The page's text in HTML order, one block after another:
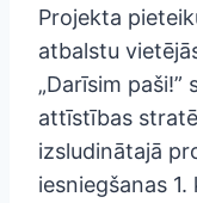
Projekta
atbalstu
„Darīsim
attīstības
izsludinātajā
iesniegšanas